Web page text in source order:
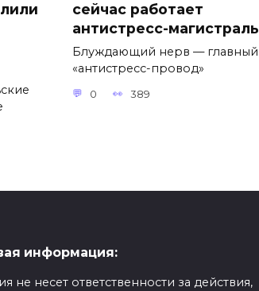
сейчас работает
антистресс-магистраль
Блуждающий нерв — главный
«антистресс-провод»
0 389
информация:
не несет ответственности за действия,